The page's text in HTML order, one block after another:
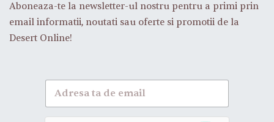
Aboneaza-te la newsletter-ul nostru pentru a primi prin
email informatii, noutati sau oferte si promotii de la
Desert Online!
A
o